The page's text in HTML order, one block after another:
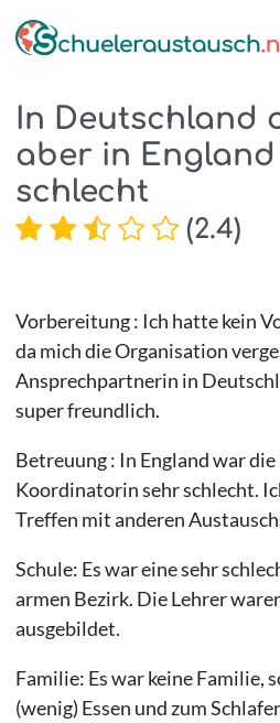
In Deutschland
aber in England
schlecht
(2.4)
Vorbereitung : Ich hatte kein
da mich die Organisation
Ansprechpartnerin in
super freundlich.
Betreuung : In England war
Koordinatorin sehr schlecht.
Treffen mit anderen
Schule: Es war eine sehr
armen Bezirk. Die Lehrer
ausgebildet.
Familie: Es war keine Familie,
(wenig) Essen und zum